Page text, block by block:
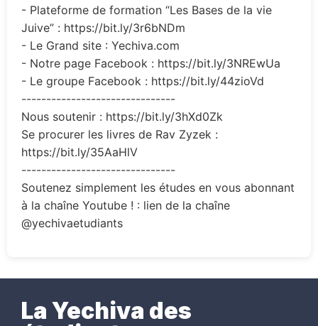
- Plateforme de formation “Les Bases de la vie
Juive” : https://bit.ly/3r6bNDm
- Le Grand site : Yechiva.com
- Notre page Facebook : https://bit.ly/3NREwUa
- Le groupe Facebook : https://bit.ly/44zioVd
-------------------------------
Nous soutenir : https://bit.ly/3hXd0Zk
Se procurer les livres de Rav Zyzek :
https://bit.ly/35AaHlV
-------------------------------
Soutenez simplement les études en vous abonnant
à la chaîne Youtube ! : lien de la chaîne
@yechivaetudiants
La Yechiva des